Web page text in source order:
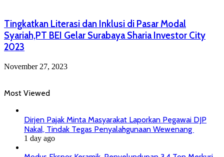
Tingkatkan Literasi dan Inklusi di Pasar Modal
Syariah,PT BEI Gelar Surabaya Sharia Investor City
2023
November 27, 2023
Most Viewed
Dirjen Pajak Minta Masyarakat Laporkan Pegawai DJP
Nakal, Tindak Tegas Penyalahgunaan Wewenang
1 day ago